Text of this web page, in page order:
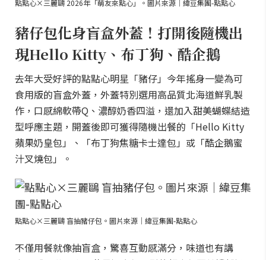
點點心×三麗鷗 2026年「萌友來點心」。圖片來源｜緯豆集團-點點心
豬仔包化身盲盒外蓋！打開後隨機出
現Hello Kitty、布丁狗、酷企鵝
去年大受好評的點點心明星「豬仔」今年搖身一變為可
食用版的盲盒外蓋，外蓋特別選用高品質北海道鮮乳製
作，口感綿軟帶Q、濃醇奶香四溢，還加入甜美蝴蝶結造
型呼應主題，開蓋後即可獲得隨機出餐的「Hello Kitty
蘋果奶皇包」、「布丁狗焦糖卡士達包」或「酷企鵝蜜
汁叉燒包」。
點點心×三麗鷗 盲抽豬仔包。圖片來源｜緯豆集團-點點心
不僅用餐就像抽盲盒，驚喜互動感滿分，味道也有講